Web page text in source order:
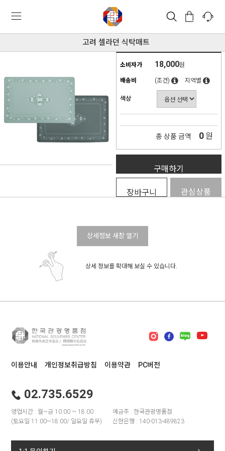
고려 셀라던 식탁매트
소비자가 18,000원
배송비 (조건) 지역별
색상
총 상품 금액 0 원
구매하기
장바구니 관심상품
상세정보 새창 열기
상세 정보를 확대해 보실 수 있습니다.
이용안내 개인정보취급방침 이용약관 PC버전
02.735.6529
영업시간 : 월~금 10:00 ~ 18:00
(토요일 11:00~18:00/ 일요일 휴무)
예금주 : 한국관광명품점
신한은행 : 140-013-489823